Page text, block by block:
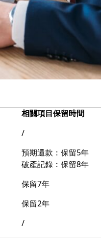
相關項目保留時間
/
預期還款：保留5年
破產記錄：保留8年
保留7年
保留2年
/